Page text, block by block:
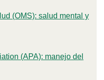
(OMS): salud mental y
(APA): manejo del